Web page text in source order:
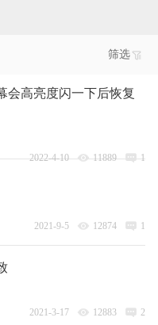
筛选
会高亮度闪一下后恢复
2022-4-10 11889 1
2021-9-5 12874 1
2021-3-17 12883 2